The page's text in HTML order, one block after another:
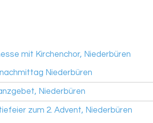
mit Kirchenchor, Niederbüren
Niederbüren
Niederbüren
zum 2. Advent, Niederbüren